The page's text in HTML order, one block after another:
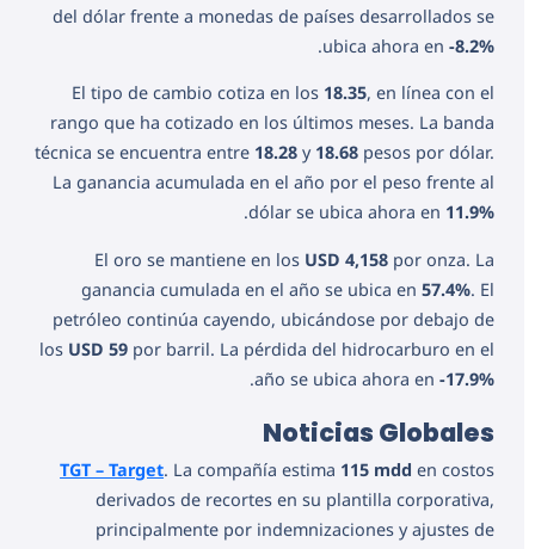
del dólar frente a monedas de países desarrollados se
ubica ahora en-8.2%
.
El tipo de cambio cotiza en los 18.35, en línea con el
rango que ha cotizado en los últimos meses. La banda
técnica se encuentra entre 18.28 y 18.68 pesos por dólar.
La ganancia acumulada en el año por el peso frente al
dólar se ubica ahora en 11.9%
.
El oro se mantiene en los USD 4,158 por onza. La
ganancia cumulada en el año se ubica en57.4%. El
petróleo continúa cayendo, ubicándose por debajo de
los USD 59 por barril. La pérdida del hidrocarburo en el
año se ubica ahora en-17.9%
.
Noticias Globales
TGT – Target. La compañía estima 115 mdd en costos
derivados de recortes en su plantilla corporativa,
principalmente por indemnizaciones y ajustes de